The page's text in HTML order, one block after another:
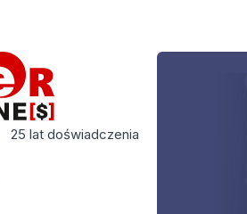
25 lat doświadczenia